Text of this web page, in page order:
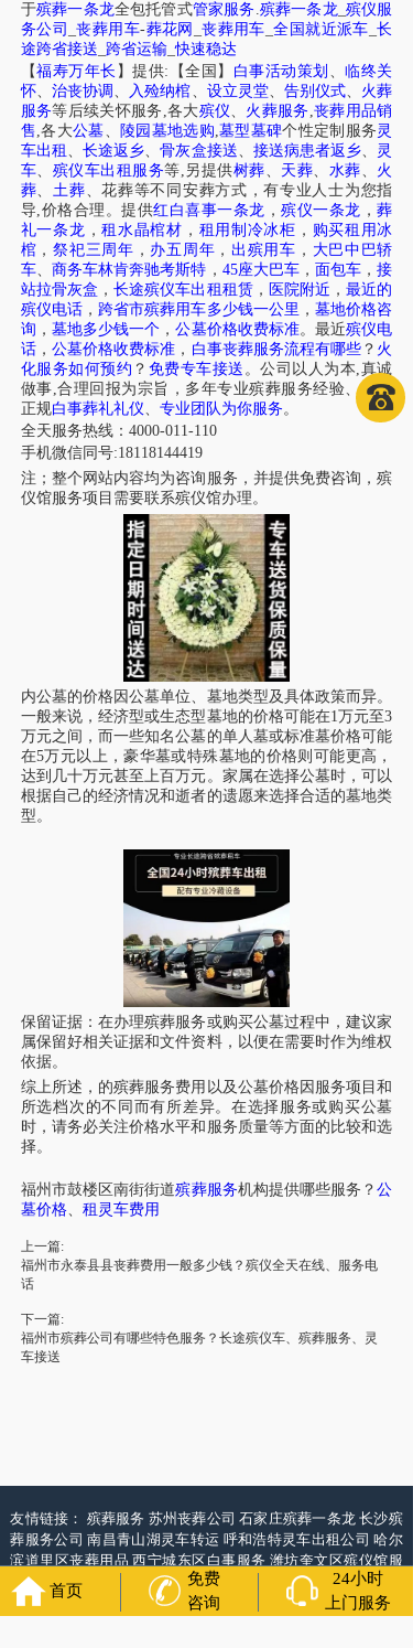
于殡葬一条龙全包托管式管家服务 .殡葬一条龙_ 殡仪服
务公司
_丧葬用车-葬花网 丧葬用车 全国就近派车 长
途跨省接送 跨省运输_快速稳达
【福寿万年长 】提供:【全国】 白事活动策划 、临终关
怀、 治丧协调 、 入殓纳棺、 设立灵堂、 告别仪式、 火葬
服务等后续关怀服务,各大殡仪、 火葬服务 ,丧葬用品销
售,各大公墓、 陵园墓地选购,墓型墓碑个性定制服务 灵
车出租 、长途返乡、骨灰盒接送、 接送病患者返乡、
灵
车、 殡仪车出租服务等,另提供树葬、 天葬、 水葬、 火
葬、土葬、花葬等不同安葬方式，有专业人士为您指
导,价格合理。提供红白喜事一条龙 ，殡仪一条龙 ，葬
礼一条龙 ，租水晶棺材 ， 租用制冷冰柜 ， 购买租用冰
棺 ，祭祀三周年 ， 办五周年 ， 出殡用车 ， 大巴中巴轿
车、 商务车林肯奔驰考斯特 ， 45座大巴车， 面包车 ，接
站拉骨灰盒 ，长途殡仪车出租租赁， 医院附近 ，最近的
殡仪电话 ，跨省市殡葬用车多少钱一公里 ，墓地价格咨
询 ， 墓地多少钱一个 ，公墓价格收费标准。最近殡仪电
话， 公墓价格收费标准 ， 白事丧葬服务流程有哪些 ？ 火
化服务如何预约 ？ 免费专车接送 。公司以人为本,真诚
做事,合理回报为宗旨，多年专业殡葬服务经验、专注
正规白事葬礼礼仪、 专业团队为你服务。
全天服务热线：4000-011-110
手机微信同号:18118144419
注；整个网站内容均为咨询服务，并提供免费咨询，殡
仪馆服务项目需要联系殡仪馆办理。
内公墓的价格因公墓单位、墓地类型及具体政策而异。
一般来说，经济型或生态型墓地的价格可能在1万元至3
万元之间，而一些知名公墓的单人墓或标准墓价格可能
在5万元以上，豪华墓或特殊墓地的价格则可能更高，
达到几十万元甚至上百万元。家属在选择公墓时，可以
根据自己的经济情况和逝者的遗愿来选择合适的墓地类
型。
保留证据：在办理殡葬服务或购买公墓过程中，建议家
属保留好相关证据和文件资料，以便在需要时作为维权
依据。
综上所述，的殡葬服务费用以及公墓价格因服务项目和
所选档次的不同而有所差异。在选择服务或购买公墓
时，请务必关注价格水平和服务质量等方面的比较和选
择。
福州 市鼓楼区南街街道殡葬服务机构提供哪些服务 ？公
墓价格、 租灵车费用
上一篇:
福州市永泰县县丧葬费用一般多少钱？殡仪全天在线、服务电
话
下一篇:
福州市殡葬公司有哪些特色服务？长途殡仪车、殡葬服务、灵
车接送
友情链接： 殡葬服务 苏州丧葬公司石家庄殡葬一条龙长沙殡
葬服务公司南昌青山湖灵车转运 呼和浩特灵车出租公司哈尔
滨道里区丧葬用品西宁城东区白事服务潍坊奎文区殡仪馆服
务乳山寿衣店铺 杭州上城区灵堂布置 沈阳浑南区殡葬平台
国墓地网中国非急救转运网网站建设 中国殡葬一条龙网中国
首页
免费
咨询
24小时
上门服务